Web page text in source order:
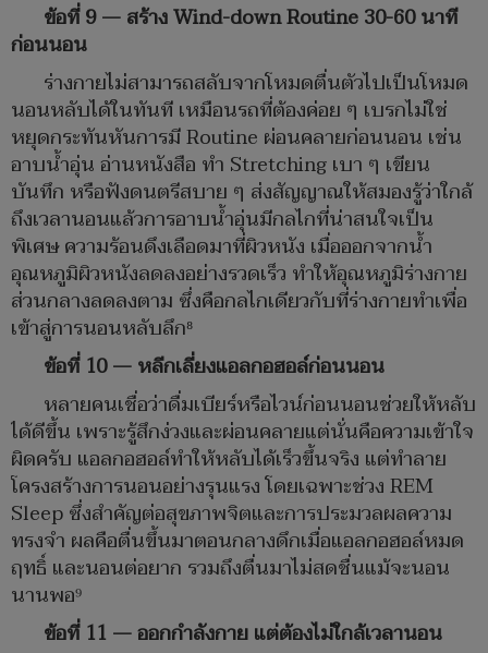
ข้อที่ 9 — สร้าง Wind-down Routine 30-60 นาที
ก่อนนอน
ร่างกายไม่สามารถสลับจากโหมดตื่นตัวไปเป็นโหมด
นอนหลับได้ในทันที เหมือนรถที่ต้องค่อย ๆ เบรกไม่ใช่
หยุดกระทันหันการมี Routine ผ่อนคลายก่อนนอน เช่น
อาบน้ำอุ่น อ่านหนังสือ ทำ Stretching เบา ๆ เขียน
บันทึก หรือฟังดนตรีสบาย ๆ ส่งสัญญาณให้สมองรู้ว่าใกล้
ถึงเวลานอนแล้วการอาบน้ำอุ่นมีกลไกที่น่าสนใจเป็น
พิเศษ ความร้อนดึงเลือดมาที่ผิวหนัง เมื่อออกจากน้ำ
อุณหภูมิผิวหนังลดลงอย่างรวดเร็ว ทำให้อุณหภูมิร่างกาย
ส่วนกลางลดลงตาม ซึ่งคือกลไกเดียวกับที่ร่างกายทำเพื่อ
เข้าสู่การนอนหลับลึก⁸
ข้อที่ 10 — หลีกเลี่ยงแอลกอฮอล์ก่อนนอน
หลายคนเชื่อว่าดื่มเบียร์หรือไวน์ก่อนนอนช่วยให้หลับ
ได้ดีขึ้น เพราะรู้สึกง่วงและผ่อนคลายแต่นั่นคือความเข้าใจ
ผิดครับ แอลกอฮอล์ทำให้หลับได้เร็วขึ้นจริง แต่ทำลาย
โครงสร้างการนอนอย่างรุนแรง โดยเฉพาะช่วง REM
Sleep ซึ่งสำคัญต่อสุขภาพจิตและการประมวลผลความ
ทรงจำ ผลคือตื่นขึ้นมาตอนกลางดึกเมื่อแอลกอฮอล์หมด
ฤทธิ์ และนอนต่อยาก รวมถึงตื่นมาไม่สดชื่นแม้จะนอน
นานพอ⁹
ข้อที่ 11 — ออกกำลังกาย แต่ต้องไม่ใกล้เวลานอน